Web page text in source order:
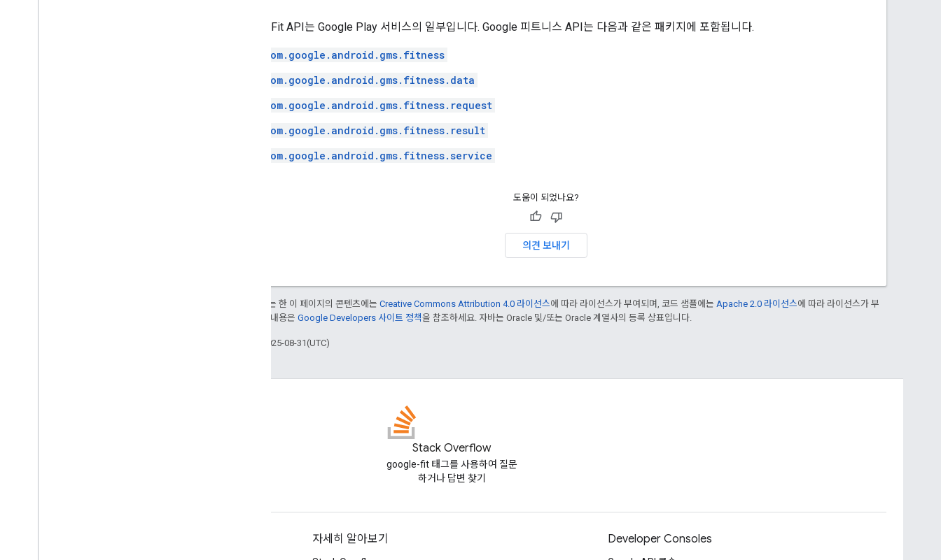
Google Fit API는 Google Play 서비스의 일부입니다. Google 피트니스 API는 다음과 같은 패키지에 포함됩니다.
com.google.android.gms.fitness
com.google.android.gms.fitness.data
com.google.android.gms.fitness.request
com.google.android.gms.fitness.result
com.google.android.gms.fitness.service
도움이 되었나요?
의견 보내기
달리 명시되지 않는 한 이 페이지의 콘텐츠에는 Creative Commons Attribution 4.0 라이선스에 따라 라이선스가 부여되며, 코드 샘플에는 Apache 2.0 라이선스에 따라 라이선스가 부
여됩니다. 자세한 내용은 Google Developers 사이트 정책을 참조하세요. 자바는 Oracle 및/또는 Oracle 계열사의 등록 상표입니다.
최종 업데이트: 2025-08-31(UTC)
Stack Overflow
google-fit 태그를 사용하여 질문
하거나 답변 찾기
자세히 알아보기 Developer Consoles